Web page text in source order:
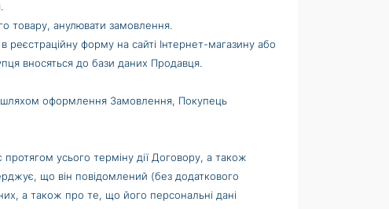
товару, анулювати замовлення.
форму на сайті Інтернет-магазину або
вносяться до бази даних Продавця.
шляхом оформлення Замовлення, Покупець
усього терміну дії Договору, а також
що він повідомлений (без додаткового
а також про те, що його персональні дані